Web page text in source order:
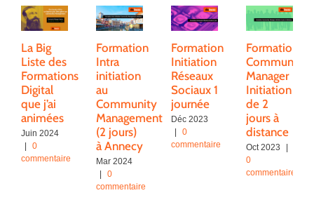
La Big
Liste des
Formations
Digital
que j’ai
animées
Juin 2024
|
0
commentaire
Formation
Intra
initiation
au
Community
Management
(2 jours)
à Annecy
Mar 2024
|
0
commentaire
Formation
Initiation
Réseaux
Sociaux 1
journée
Déc 2023
|
0
commentaire
Formation
Community
Manager
Initiation
de 2
jours à
distance
Oct 2023
|
0
commentaire